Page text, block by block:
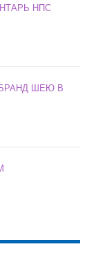
НПС
ШЕЮ В